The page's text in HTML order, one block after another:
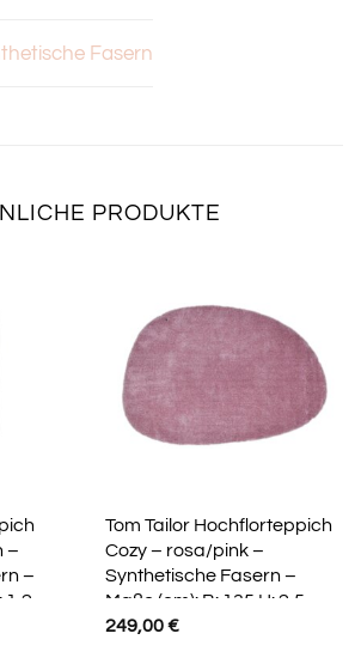
Fasern
PRODUKTE
–
–
1,2
Tom Tailor Hochflorteppich
Cozy – rosa/pink –
Synthetische Fasern –
Maße (cm): B: 135 H: 2,5
249,00€